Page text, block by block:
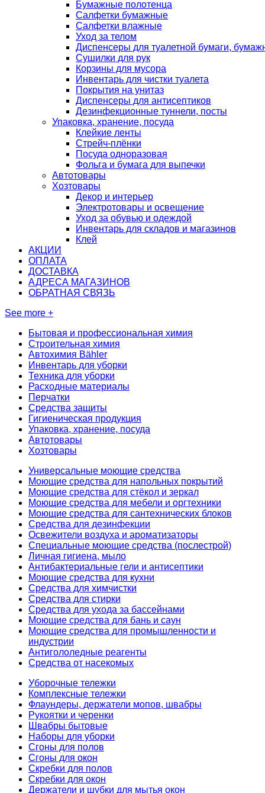
Бумажные полотенца
Салфетки бумажные
Салфетки влажные
Уход за телом
Диспенсеры для туалетной бумаги,
Сушилки для рук
Корзины для мусора
Инвентарь для чистки туалета
Покрытия на унитаз
Диспенсеры для антисептиков
Дезинфекционные туннели, посты
Упаковка, хранение, посуда
Клейкие ленты
Стрейч-плёнки
Посуда одноразовая
Фольга и бумага для выпечки
Автотовары
Хозтовары
Декор и интерьер
Электротовары и освещение
Уход за обувью и одеждой
Инвентарь для складов и магазинов
Клей
АКЦИИ
ОПЛАТА
ДОСТАВКА
АДРЕСА МАГАЗИНОВ
ОБРАТНАЯ СВЯЗЬ
See more +
Бытовая и профессиональная химия
Строительная химия
Автохимия Bähler
Инвентарь для уборки
Техника для уборки
Расходные материалы
Перчатки
Средства защиты
Гигиеническая продукция
Упаковка, хранение, посуда
Автотовары
Хозтовары
Универсальные моющие средства
Моющие средства для напольных покрытий
Моющие средства для стёкол и зеркал
Моющие средства для мебели и оргтехники
Моющие средства для сантехнических блоков
Средства для дезинфекции
Освежители воздуха и ароматизаторы
Специальные моющие средства (послестрой)
Личная гигиена, мыло
Антибактериальные гели и антисептики
Моющие средства для кухни
Средства для химчистки
Средства для стирки
Средства для ухода за бассейнами
Моющие средства для бань и саун
Моющие средства для промышленности и
индустрии
Антигололедные реагенты
Средства от насекомых
Уборочные тележки
Комплексные тележки
Флаундеры, держатели мопов, швабры
Рукоятки и черенки
Швабры бытовые
Наборы для уборки
Сгоны для полов
Сгоны для окон
Скребки для полов
Скребки для окон
Держатели и шубки для мытья окон